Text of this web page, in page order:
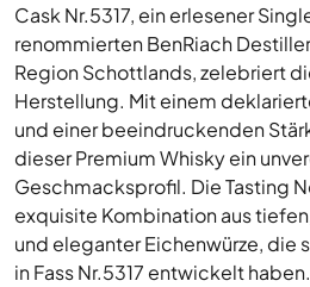
Cask Nr.5317, ein erlesener
renommierten BenRiach
Region Schottlands, zelebriert
Herstellung. Mit einem
und einer beeindruckenden
dieser Premium Whisky ein
Geschmacksprofil. Die Tasting
exquisite Kombination aus
und eleganter Eichenwürze, die
in Fass Nr.5317 entwickelt